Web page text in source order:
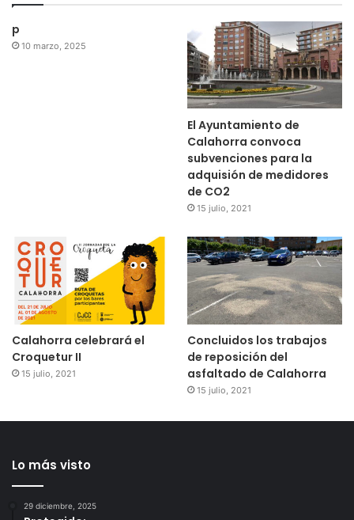
p
10 marzo, 2025
El Ayuntamiento de
Calahorra convoca
subvenciones para la
adquisión de medidores
de CO2
15 julio, 2021
Calahorra celebrará el
Croquetur II
15 julio, 2021
Concluidos los trabajos
de reposición del
asfaltado de Calahorra
15 julio, 2021
Lo más visto
29 diciembre, 2025